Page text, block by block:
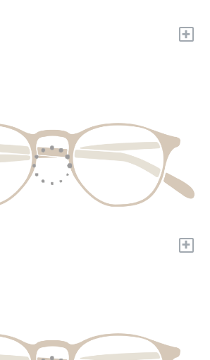
+
+